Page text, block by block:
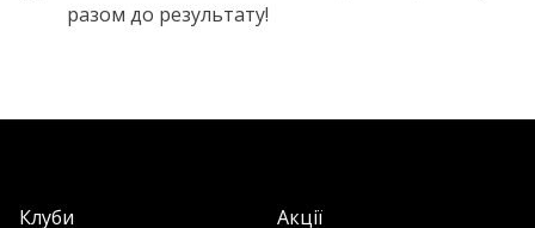
разом до результату!
Клуби
Акції